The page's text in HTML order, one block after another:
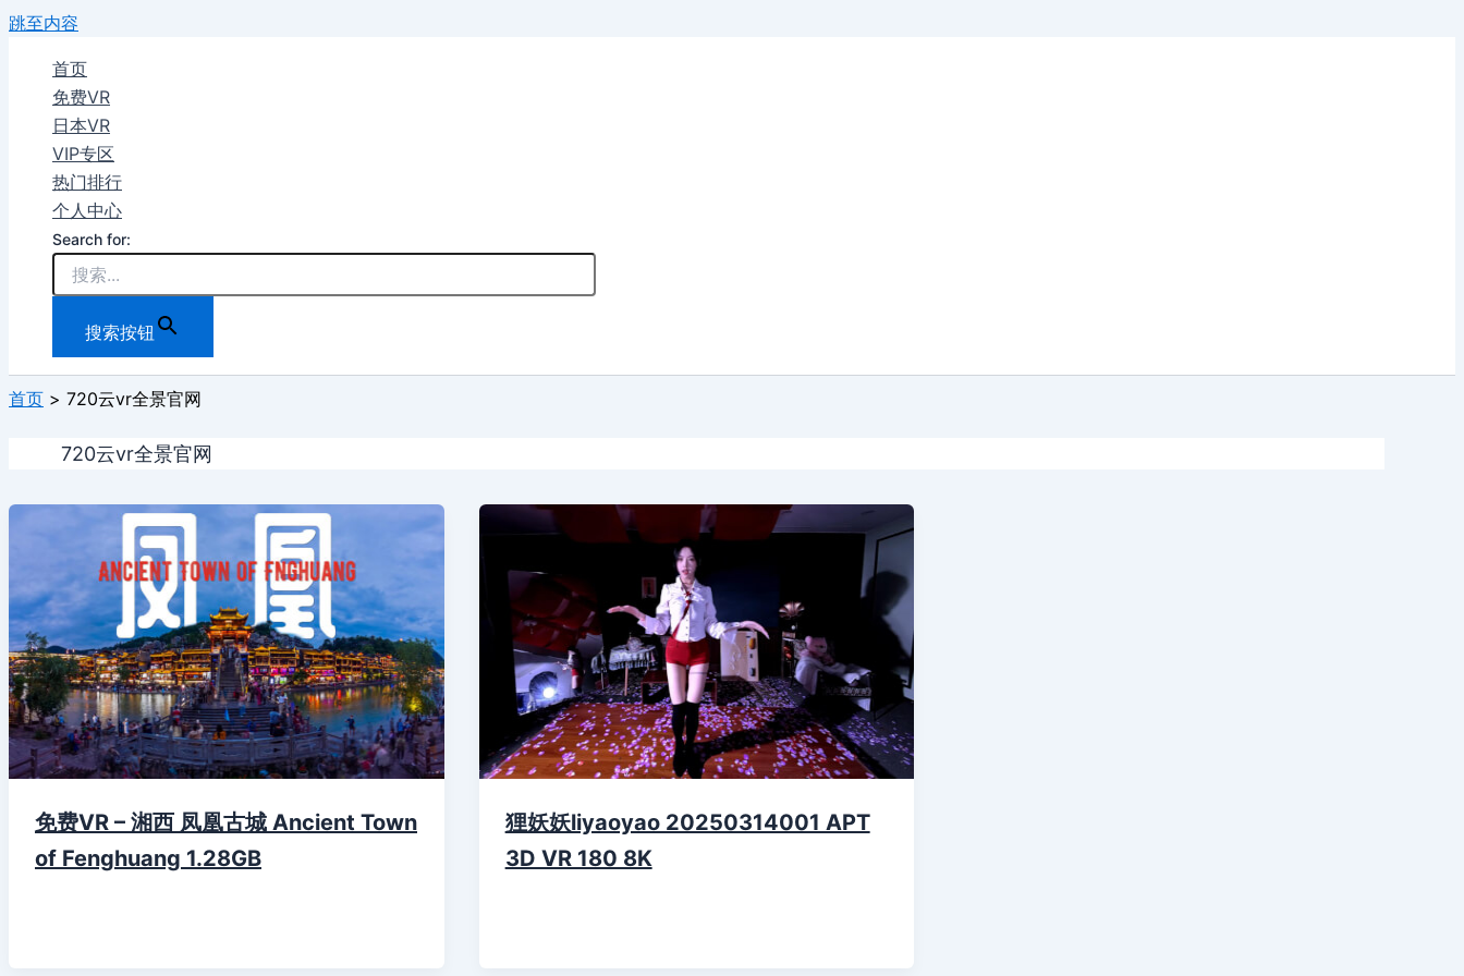
跳至内容
首页
免费VR
日本VR
VIP专区
热门排行
个人中心
Search for:
搜索按钮
首页 720云vr全景官网
720云vr全景官网
免费VR – 湘西 凤凰古城 Ancient Town
of Fenghuang 1.28GB
狸妖妖liyaoyao 20250314001 APT
3D VR 180 8K